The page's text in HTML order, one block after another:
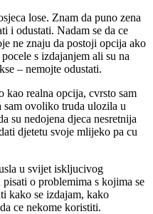
lose. Znam da puno zena
i odustati. Nadam se da ce
ne znaju da postoji opcija ako
s izdajanjem ali su na
– nemojte odustati.
kao realna opcija, cvrsto sam
ovoliko truda ulozila u
su nedojena djeca nesretnija
djetetu svoje mlijeko pa cu
u svijet iskljucivog
o problemima s kojima se
kako se izdajam, kako
ce nekome koristiti.